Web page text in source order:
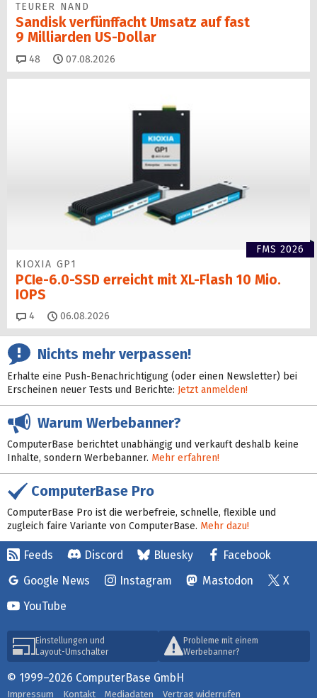
TEURER NAND
Sandisk verfünffacht Umsatz auf fast
9 Milliarden US-Dollar
48 Kommentare
07.08.2026
FMS 2026
KIOXIA GP1
PCIe-6.0-SSD erreicht mit XL-Flash 10 Mio.
IOPS
4 Kommentare
06.08.2026
Nichts mehr verpassen!
Erhalte eine Push-Benachrichtigung (oder einen Newsletter) bei
Erscheinen neuer Tests und Berichte: Jetzt anmelden!
Warum Werbebanner?
ComputerBase berichtet unabhängig und verkauft deshalb keine
Inhalte, sondern Werbebanner. Mehr erfahren!
ComputerBase Pro
ComputerBase Pro ist die werbefreie, schnelle, flexible und
zugleich faire Variante von ComputerBase. Mehr dazu!
Feeds Discord Bluesky
Facebook
Google News
Instagram Mastodon
X
YouTube
Einstellungen und
Layout-Umschalter
Probleme mit einem
Werbebanner?
© 1999–2026 ComputerBase GmbH
Impressum Kontakt Mediadaten Vertrag widerrufen